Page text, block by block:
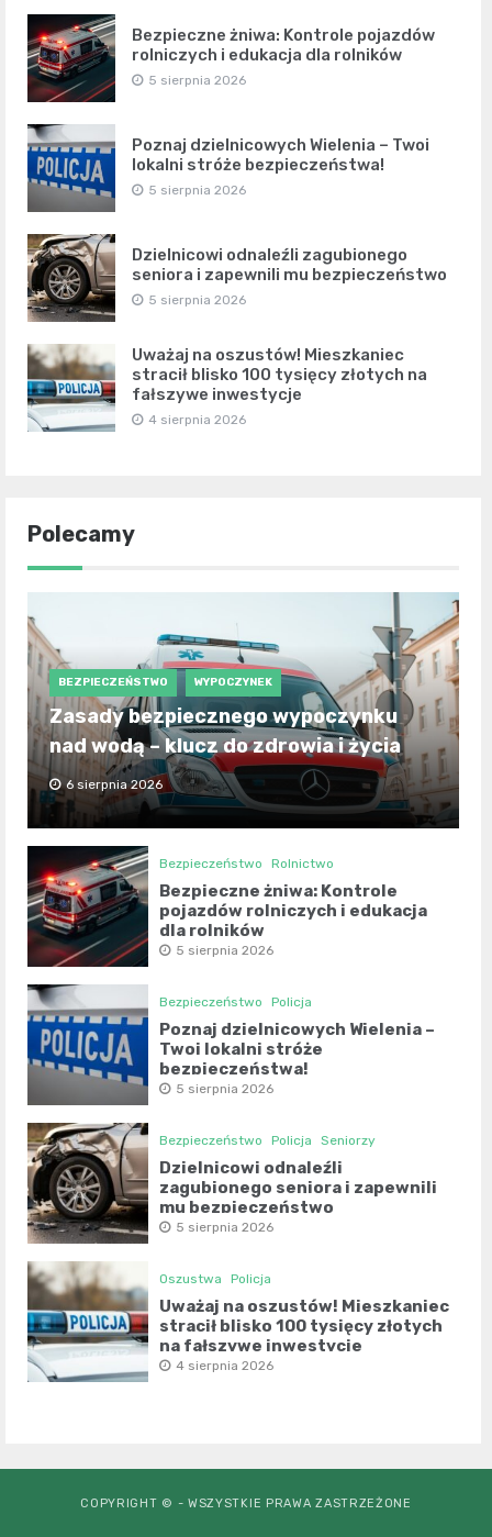
Bezpieczne żniwa: Kontrole pojazdów
rolniczych i edukacja dla rolników
5 sierpnia 2026
Poznaj dzielnicowych Wielenia – Twoi
lokalni stróże bezpieczeństwa!
5 sierpnia 2026
Dzielnicowi odnaleźli zagubionego
seniora i zapewnili mu bezpieczeństwo
5 sierpnia 2026
Uważaj na oszustów! Mieszkaniec
stracił blisko 100 tysięcy złotych na
fałszywe inwestycje
4 sierpnia 2026
Polecamy
BEZPIECZEŃSTWO WYPOCZYNEK
Zasady bezpiecznego wypoczynku
nad wodą – klucz do zdrowia i życia
6 sierpnia 2026
Bezpieczeństwo Rolnictwo
Bezpieczne żniwa: Kontrole
pojazdów rolniczych i edukacja
dla rolników
5 sierpnia 2026
Bezpieczeństwo Policja
Poznaj dzielnicowych Wielenia –
Twoi lokalni stróże
bezpieczeństwa!
5 sierpnia 2026
Bezpieczeństwo Policja Seniorzy
Dzielnicowi odnaleźli
zagubionego seniora i zapewnili
mu bezpieczeństwo
5 sierpnia 2026
Oszustwa Policja
Uważaj na oszustów! Mieszkaniec
stracił blisko 100 tysięcy złotych
na fałszywe inwestycje
4 sierpnia 2026
COPYRIGHT © - WSZYSTKIE PRAWA ZASTRZEŻONE